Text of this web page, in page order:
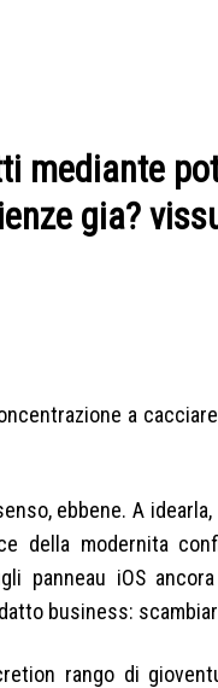
mediante
gia?
a
ebbene. A
della modernita
panneau iOS
business:
rango di